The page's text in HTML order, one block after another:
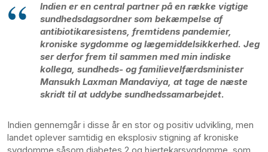
Indien er en central partner på en række vigtige
sundhedsdagsordner som bekæmpelse af
antibiotikaresistens, fremtidens pandemier,
kroniske sygdomme og lægemiddelsikkerhed. Jeg
ser derfor frem til sammen med min indiske
kollega, sundheds- og familievelfærdsminister
Mansukh Laxman Mandaviya, at tage de næste
skridt til at uddybe sundhedssamarbejdet.
Indien gennemgår i disse år en stor og positiv udvikling, men
landet oplever samtidig en eksplosiv stigning af kroniske